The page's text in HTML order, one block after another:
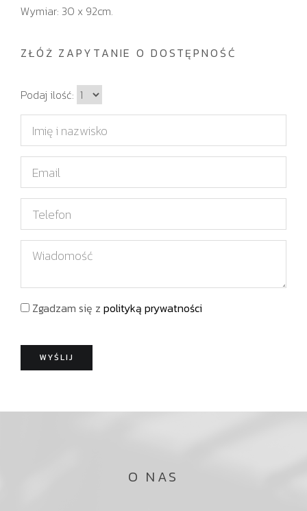
Wymiar: 30 x 92cm.
ZŁÓŻ ZAPYTANIE O DOSTĘPNOŚĆ
I
l
ś
Podaj ilość:
m
i
i
a
i
s
o
m
a
l
e
l
o
n
a
d
m
Zgadzam się z polityką prywatności
WYŚLIJ
O NAS